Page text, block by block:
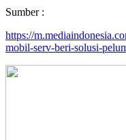
Sumber :
https://
mobil-serv-beri-solusi-